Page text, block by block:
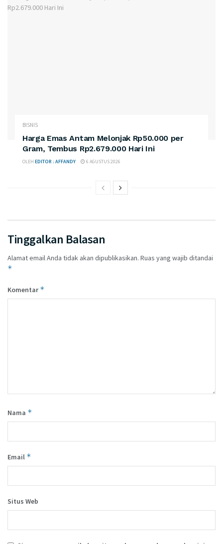
BISNIS
Harga Emas Antam Melonjak Rp50.000 per
Gram, Tembus Rp2.679.000 Hari Ini
OLEH EDITOR : AFFANDY 6 AGUSTUS 2026
Tinggalkan Balasan
Alamat email Anda tidak akan dipublikasikan. Ruas yang wajib ditandai
*
Komentar*
Nama *
Email *
Situs Web